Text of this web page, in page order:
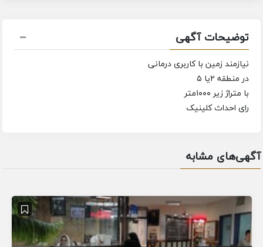
توضیحات آگهی
نیازمند زمین با کاربری درمانی
در منطقه ۲یا ۵
با متراژ زیر ۱۰۰۰متر
رای احداث کلینیک
آگهی‌های مشابه